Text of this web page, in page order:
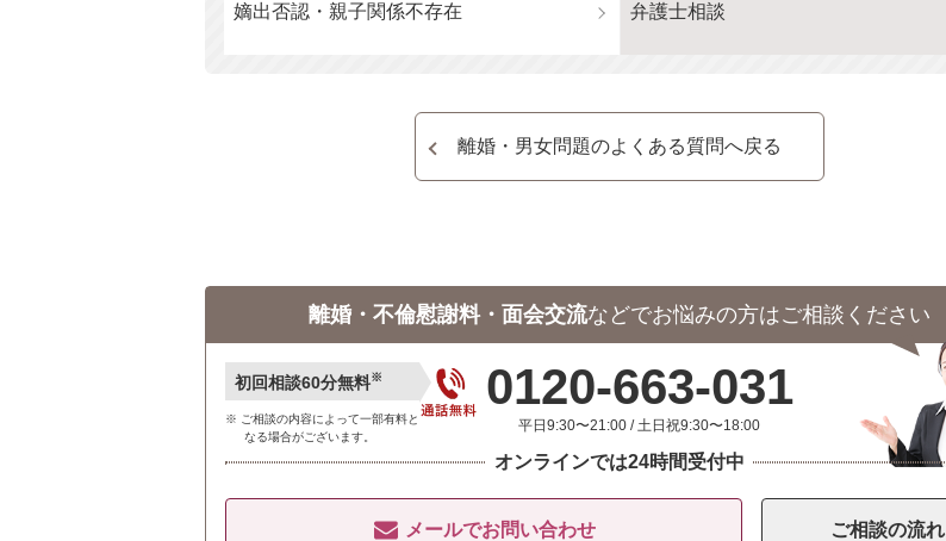
嫡出否認・親子関係不存在 弁護士相談
離婚・男女問題のよくある質問へ戻る
離婚・不倫慰謝料・面会交流などでお悩みの方はご相談ください
初回相談60分無料※
ご相談の内容によって一部有料と
なる場合がございます。
0120-663-031
平日9:30〜21:00 / 土日祝9:30〜18:00
オンラインでは24時間受付中
メールでお問い合わせ ご相談の流れ